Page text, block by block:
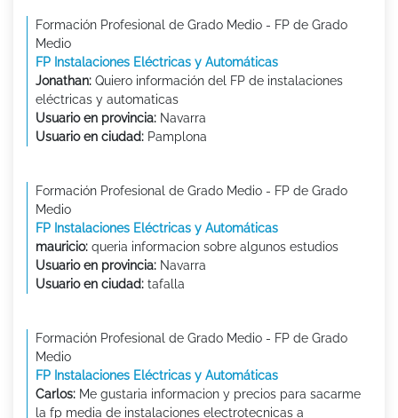
Formación Profesional de Grado Medio - FP de Grado
Medio
FP Instalaciones Eléctricas y Automáticas
Jonathan: Quiero información del FP de instalaciones
eléctricas y automaticas
Usuario en provincia: Navarra
Usuario en ciudad: Pamplona
Formación Profesional de Grado Medio - FP de Grado
Medio
FP Instalaciones Eléctricas y Automáticas
mauricio: queria informacion sobre algunos estudios
Usuario en provincia: Navarra
Usuario en ciudad: tafalla
Formación Profesional de Grado Medio - FP de Grado
Medio
FP Instalaciones Eléctricas y Automáticas
Carlos: Me gustaria informacion y precios para sacarme
la fp media de instalaciones electrotecnicas a